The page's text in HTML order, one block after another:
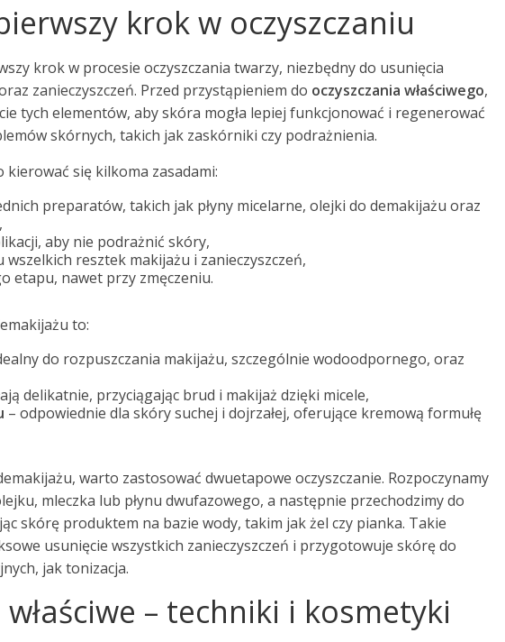
krok w oczyszczaniu
krok w procesie oczyszczania twarzy, niezbędny do usunięcia
zanieczyszczeń. Przed przystąpieniem do oczyszczania właściwego,
tych elementów, aby skóra mogła lepiej funkcjonować i regenerować
skórnych, takich jak zaskórniki czy podrażnienia.
się kilkoma zasadami:
preparatów, takich jak płyny micelarne, olejki do demakijażu oraz
aby nie podrażnić skóry,
resztek makijażu i zanieczyszczeń,
etapu, nawet przy zmęczeniu.
to:
do rozpuszczania makijażu, szczególnie wodoodpornego, oraz
delikatnie, przyciągając brud i makijaż dzięki micele,
– odpowiednie dla skóry suchej i dojrzałej, oferujące kremową formułę
warto zastosować dwuetapowe oczyszczanie. Rozpoczynamy
mleczka lub płynu dwufazowego, a następnie przechodzimy do
skórę produktem na bazie wody, takim jak żel czy pianka. Takie
usunięcie wszystkich zanieczyszczeń i przygotowuje skórę do
jak tonizacja.
właściwe – techniki i kosmetyki